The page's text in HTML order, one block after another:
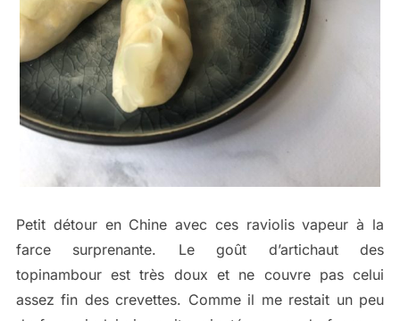
Petit détour en Chine avec ces raviolis vapeur à la
farce surprenante. Le goût d’artichaut des
topinambour est très doux et ne couvre pas celui
assez fin des crevettes. Comme il me restait un peu